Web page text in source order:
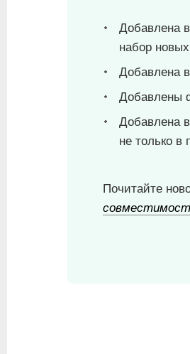
Добавлена
набор
Добавлена
Добавлены
Добавлена
не только в
Почитайте